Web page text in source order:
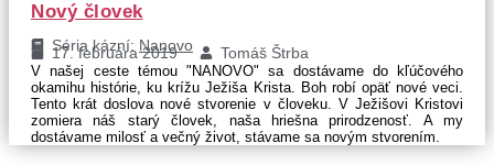
Nový človek
Séria kázní: Nanovo
17. februára 2019 Tomáš Štrba
V našej ceste témou "NANOVO" sa dostávame do kľúčového
okamihu histórie, ku krížu Ježiša Krista. Boh robí opäť nové veci.
Tento krát doslova nové stvorenie v človeku. V Ježišovi Kristovi
zomiera náš starý človek, naša hriešna prirodzenosť. A my
dostávame milosť a večný život, stávame sa novým stvorením.